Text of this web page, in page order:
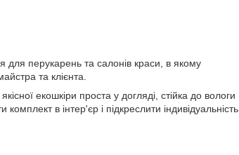
для перукарень та салонів краси, в якому
та клієнта.
екошкіри проста у догляді, стійка до вологи
в інтер'єр і підкреслити індивідуальність